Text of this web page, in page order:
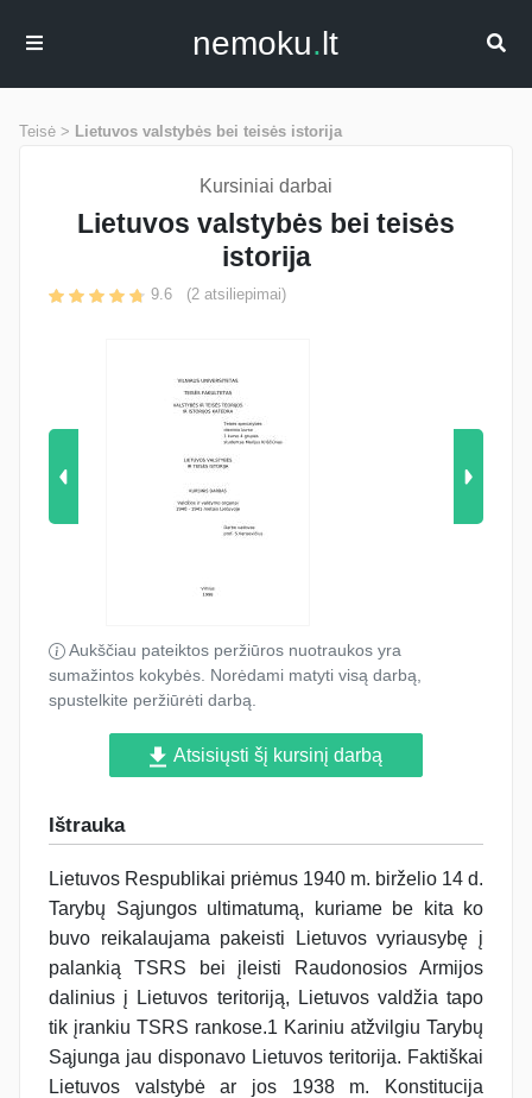
nemoku.lt
Teisė > Lietuvos valstybės bei teisės istorija
Kursiniai darbai
Lietuvos valstybės bei teisės
istorija
9.6 (2 atsiliepimai)
Aukščiau pateiktos peržiūros nuotraukos yra
sumažintos kokybės. Norėdami matyti visą darbą,
spustelkite peržiūrėti darbą.
Atsisiųsti šį kursinį darbą
Ištrauka
Lietuvos Respublikai priėmus 1940 m. birželio 14 d.
Tarybų Sąjungos ultimatumą, kuriame be kita ko
buvo reikalaujama pakeisti Lietuvos vyriausybę į
palankią TSRS bei įleisti Raudonosios Armijos
dalinius į Lietuvos teritoriją, Lietuvos valdžia tapo
tik įrankiu TSRS rankose.1 Kariniu atžvilgiu Tarybų
Sąjunga jau disponavo Lietuvos teritorija. Faktiškai
Lietuvos valstybė ar jos 1938 m. Konstitucija